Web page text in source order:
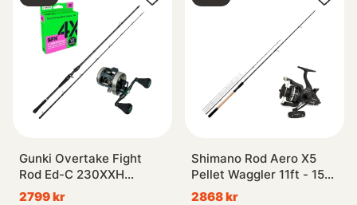
Gunki Overtake Fight
Rod Ed-C 230XXH
Combo
2799 kr
Shimano Rod Aero X5
Pellet Waggler 11ft - 15g
Combo
2868 kr